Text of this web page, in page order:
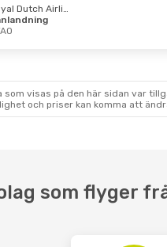
Klm Royal Dutch Airlines
som visas på den här sidan var
och priser kan komma att
som flyger